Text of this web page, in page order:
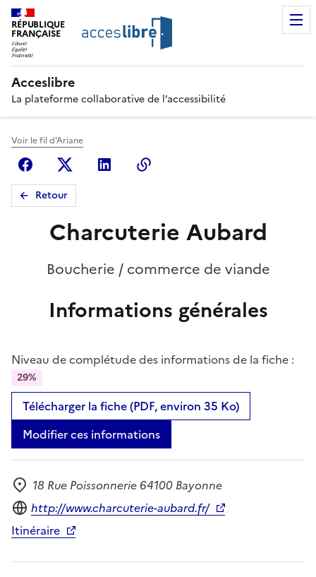
RÉPUBLIQUE
FRANÇAISE
Acceslibre
La plateforme collaborative de l’accessibilité
Voir le fil d'Ariane
FacebookX (anciennement Twitter)
Linkedin
Retour
Charcuterie Aubard
Boucherie / commerce de viande
Informations générales
Niveau de complétude des informations de la fiche :
29%
Télécharger la fiche (PDF, environ 35 Ko)
Modifier ces informations
Adresse
18 Rue Poissonnerie 64100 Bayonne
Site internet
http://www.charcuterie-aubard.fr/
Itinéraire